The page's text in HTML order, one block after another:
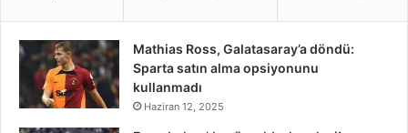
Mathias Ross, Galatasaray’a döndü:
Sparta satın alma opsiyonunu
kullanmadı
Haziran 12, 2025